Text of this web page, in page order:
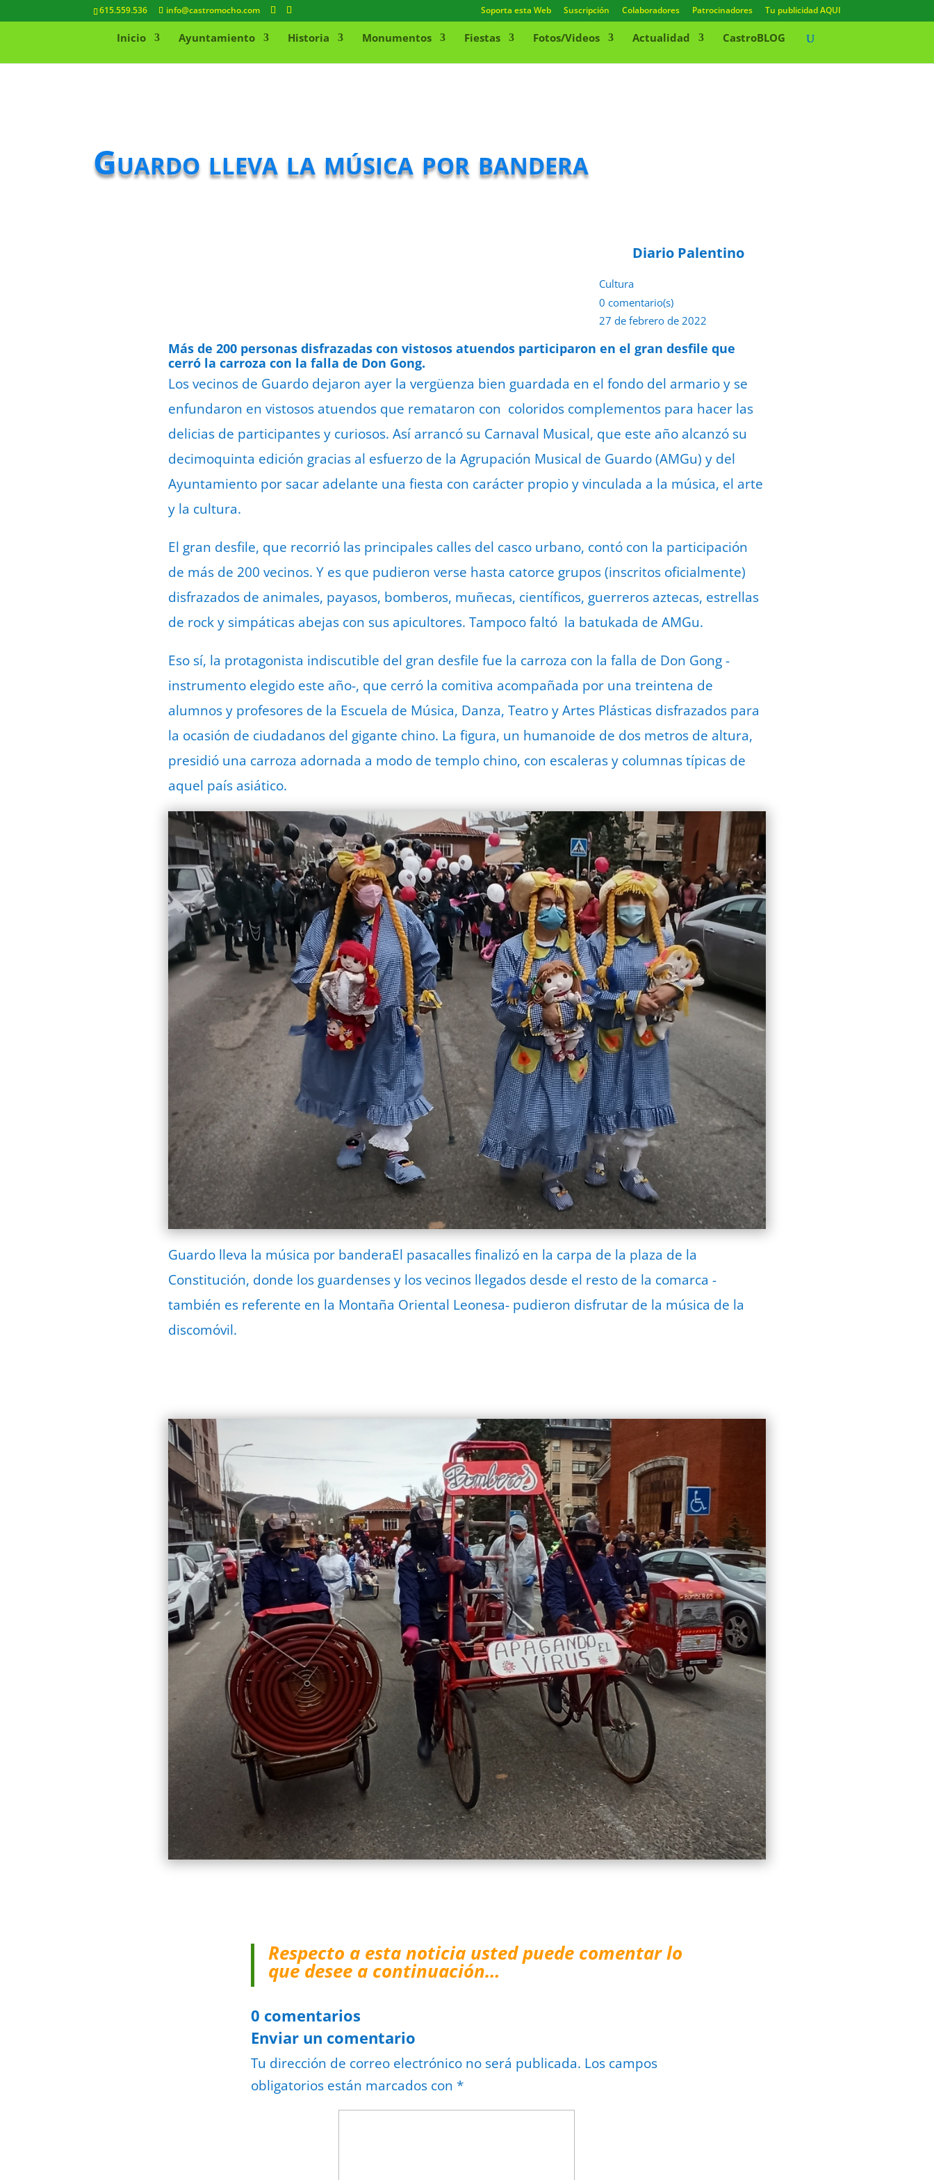
615.559.536 info@castromocho.com Soporta esta Web Suscripción Colaboradores Patrocinadores Tu publicidad AQUI
Inicio Ayuntamiento Historia Monumentos Fiestas Fotos/Videos Actualidad CastroBLOG
Guardo lleva la música por bandera
Diario Palentino
Cultura
0 comentario(s)
27 de febrero de 2022
Más de 200 personas disfrazadas con vistosos atuendos participaron en el gran desfile que
cerró la carroza con la falla de Don Gong.
Los vecinos de Guardo dejaron ayer la vergüenza bien guardada en el fondo del armario y se
enfundaron en vistosos atuendos que remataron con coloridos complementos para hacer las
delicias de participantes y curiosos. Así arrancó su Carnaval Musical, que este año alcanzó su
decimoquinta edición gracias al esfuerzo de la Agrupación Musical de Guardo (AMGu) y del
Ayuntamiento por sacar adelante una fiesta con carácter propio y vinculada a la música, el arte
y la cultura.
El gran desfile, que recorrió las principales calles del casco urbano, contó con la participación
de más de 200 vecinos. Y es que pudieron verse hasta catorce grupos (inscritos oficialmente)
disfrazados de animales, payasos, bomberos, muñecas, científicos, guerreros aztecas, estrellas
de rock y simpáticas abejas con sus apicultores. Tampoco faltó la batukada de AMGu.
Eso sí, la protagonista indiscutible del gran desfile fue la carroza con la falla de Don Gong -
instrumento elegido este año-, que cerró la comitiva acompañada por una treintena de
alumnos y profesores de la Escuela de Música, Danza, Teatro y Artes Plásticas disfrazados para
la ocasión de ciudadanos del gigante chino. La figura, un humanoide de dos metros de altura,
presidió una carroza adornada a modo de templo chino, con escaleras y columnas típicas de
aquel país asiático.
Guardo lleva la música por banderaEl pasacalles finalizó en la carpa de la plaza de la
Constitución, donde los guardenses y los vecinos llegados desde el resto de la comarca -
también es referente en la Montaña Oriental Leonesa- pudieron disfrutar de la música de la
discomóvil.
Respecto a esta noticia usted puede comentar lo
que desee a continuación…
0 comentarios
Enviar un comentario
Tu dirección de correo electrónico no será publicada. Los campos
obligatorios están marcados con *